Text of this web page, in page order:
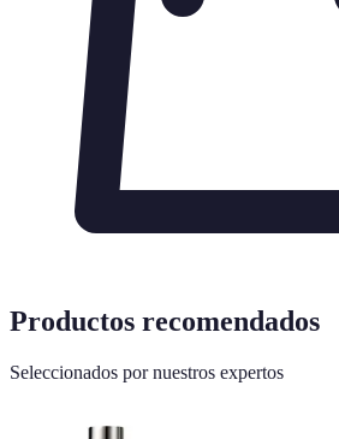
Productos recomendados
Seleccionados por nuestros expertos